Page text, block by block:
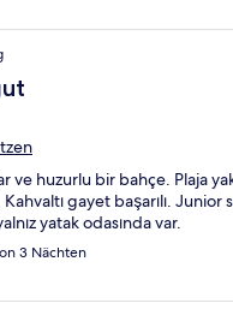
ve huzurlu bir bahçe. Plaja
gayet başarılı. Junior
yatak odasında var.
3 Nächten